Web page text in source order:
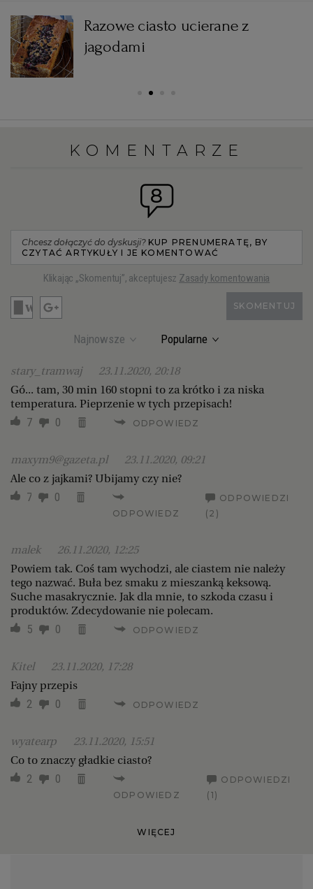
WROCŁAW
Razowe ciasto ucierane z
jagodami
KOMENTARZE
8
Chcesz dołączyć do dyskusji? KUP PRENUMERATĘ, BY
CZYTAĆ ARTYKUŁY I JE KOMENTOWAĆ
Klikając „Skomentuj”, akceptujesz Zasady komentowania
SKOMENTUJ
Najnowsze Popularne
stary_tramwaj
23.11.2020, 20:18
Gó... tam, 30 min 160 stopni to za krótko i za niska
temperatura. Pieprzenie w tych przepisach!
7 0 ODPOWIEDZ
maxym9@gazeta.pl
23.11.2020, 09:21
Ale co z jajkami? Ubijamy czy nie?
7 0
ODPOWIEDZ
ODPOWIEDZI
(2)
malek
26.11.2020, 12:25
Powiem tak. Coś tam wychodzi, ale ciastem nie należy
tego nazwać. Buła bez smaku z mieszanką keksową.
Suche masakrycznie. Jak dla mnie, to szkoda czasu i
produktów. Zdecydowanie nie polecam.
5 0 ODPOWIEDZ
Kitel
23.11.2020, 17:28
Fajny przepis
2 0 ODPOWIEDZ
wyatearp
23.11.2020, 15:51
Co to znaczy gładkie ciasto?
2 0
ODPOWIEDZ
ODPOWIEDZI
(1)
WIĘCEJ